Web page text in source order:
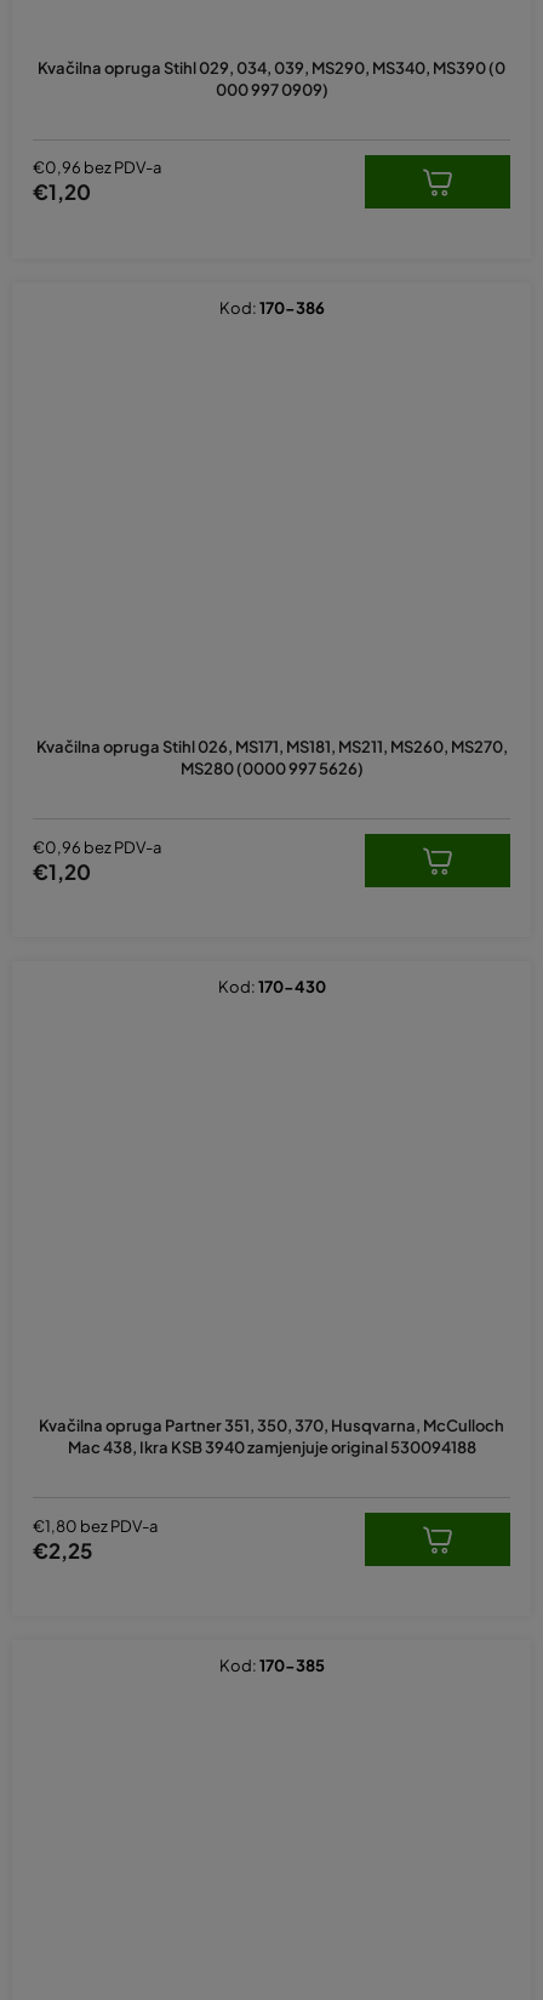
Kvačilna opruga Stihl 029, 034, 039, MS290, MS340, MS390 (0
000 997 0909)
€0,96 bez PDV-a
€1,20
Kvačilna opruga Stihl 026, MS171, MS181, MS211, MS260, MS270,
MS280 (0000 997 5626)
€0,96 bez PDV-a
€1,20
Kod:170-386
Kvačilna opruga Partner 351, 350, 370, Husqvarna, McCulloch
Mac 438, Ikra KSB 3940 zamjenjuje original 530094188
€1,80 bez PDV-a
€2,25
Kod:170-430
Kod:170-385